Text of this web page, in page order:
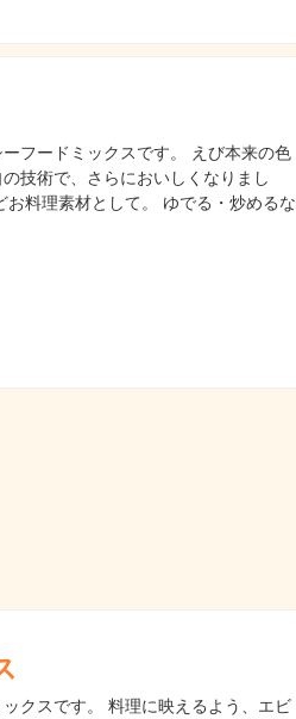
フードミックスです。 えび本来の色
技術で、さらにおいしくなりまし
料理素材として。 ゆでる・炒めるな
クスです。 料理に映えるよう、エビ